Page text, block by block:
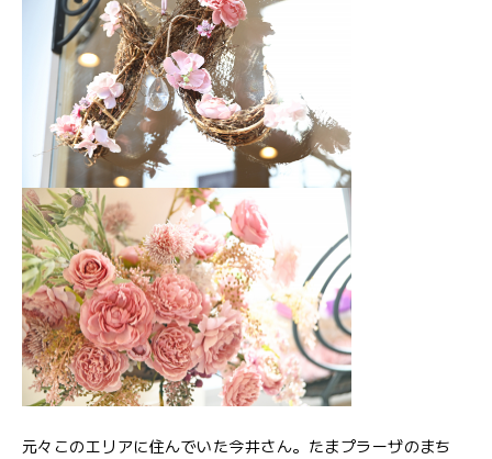
元々このエリアに住んでいた今井さん。たまプラーザのまち